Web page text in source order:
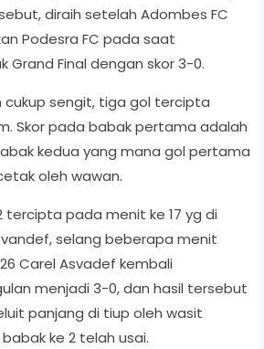
diraih setelah Adombes FC
Podesra FC pada saat
Grand Final dengan skor 3-0.
sengit, tiga gol tercipta
Skor pada babak pertama adalah
kedua yang mana gol pertama
oleh wawan.
tercipta pada menit ke 17 yg di
selang beberapa menit
Carel Asvadef kembali
menjadi 3-0, dan hasil tersebut
panjang di tiup oleh wasit
ke 2 telah usai.